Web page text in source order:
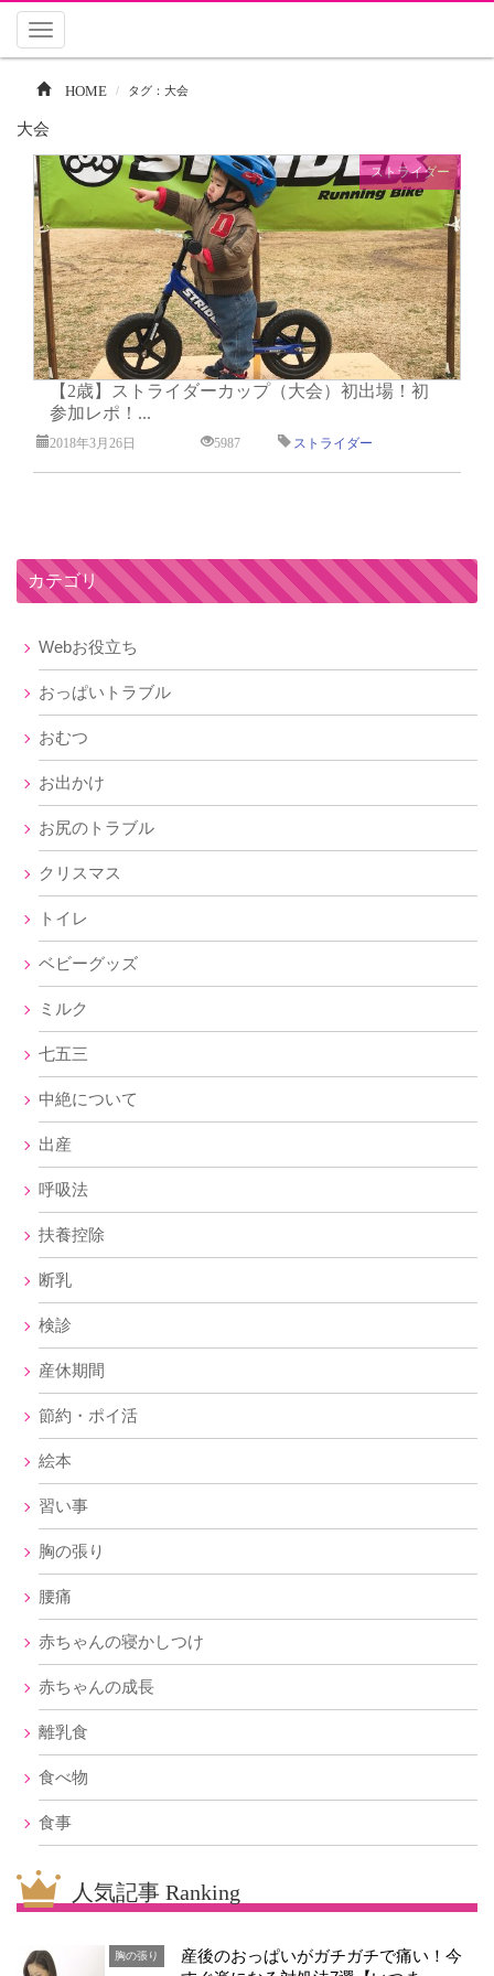
Toggle
HOME タグ：大会
大会
ストライダー
【2歳】ストライダーカップ（大会）初出場！初
参加レポ！...
2018年3月26日 5987 ストライダー
カテゴリ
Webお役立ち
おっぱいトラブル
おむつ
お出かけ
お尻のトラブル
クリスマス
トイレ
ベビーグッズ
ミルク
七五三
中絶について
出産
呼吸法
扶養控除
断乳
検診
産休期間
節約・ポイ活
絵本
習い事
胸の張り
腰痛
赤ちゃんの寝かしつけ
赤ちゃんの成長
離乳食
食べ物
食事
人気記事 Ranking
胸の張り
産後のおっぱいがガチガチで痛い！今